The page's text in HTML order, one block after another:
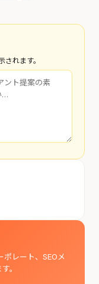
れます。
ポレート、SEOメ
。